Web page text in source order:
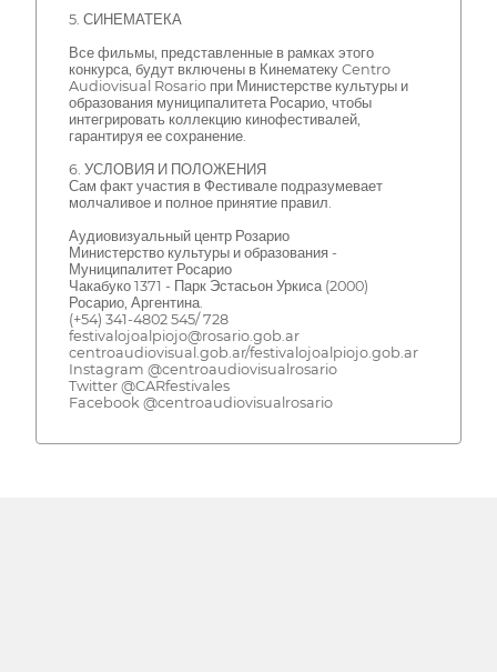
5. СИНЕМАТЕКА
Все фильмы, представленные в рамках этого
конкурса, будут включены в Кинематеку Centro
Audiovisual Rosario при Министерстве культуры и
образования муниципалитета Росарио, чтобы
интегрировать коллекцию кинофестивалей,
гарантируя ее сохранение.
6. УСЛОВИЯ И ПОЛОЖЕНИЯ
Сам факт участия в Фестивале подразумевает
молчаливое и полное принятие правил.
Аудиовизуальный центр Розарио
Министерство культуры и образования -
Муниципалитет Росарио
Чакабуко 1371 - Парк Эстасьон Уркиса (2000)
Росарио, Аргентина.
(+54) 341-4802 545/ 728
festivalojoalpiojo@rosario.gob.ar
centroaudiovisual.gob.ar/festivalojoalpiojo.gob.ar
Instagram @centroaudiovisualrosario
Twitter @CARfestivales
Facebook @centroaudiovisualrosario